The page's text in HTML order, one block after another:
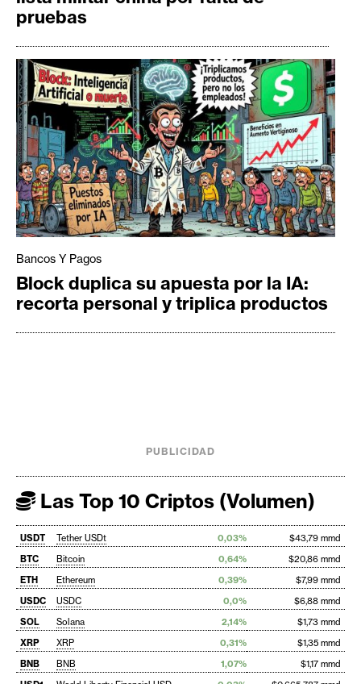
pruebas
Bancos Y Pagos
Block duplica su apuesta por la IA:
recorta personal y triplica productos
PUBLICIDAD
Las Top 10 Criptos (Volumen)
USDT Tether USDt 0,03%
$43,79 mmd
BTC
Bitcoin 0,64%
$20,86 mmd
ETH
Ethereum 0,39%
$7,99 mmd
USDC
USDC 0,0%
$6,88 mmd
SOL
Solana 2,14%
$1,73 mmd
XRP
XRP 0,31%
$1,35 mmd
BNB
BNB 1,07%
$1,17 mmd